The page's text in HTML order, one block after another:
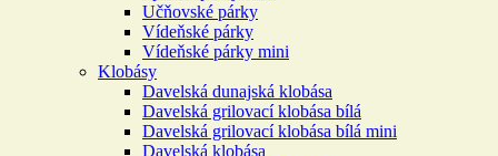
Učňovské párky
Vídeňské párky
Vídeňské párky mini
Klobásy
Davelská dunajská klobása
Davelská grilovací klobása bílá
Davelská grilovací klobása bílá mini
Davelská klobása